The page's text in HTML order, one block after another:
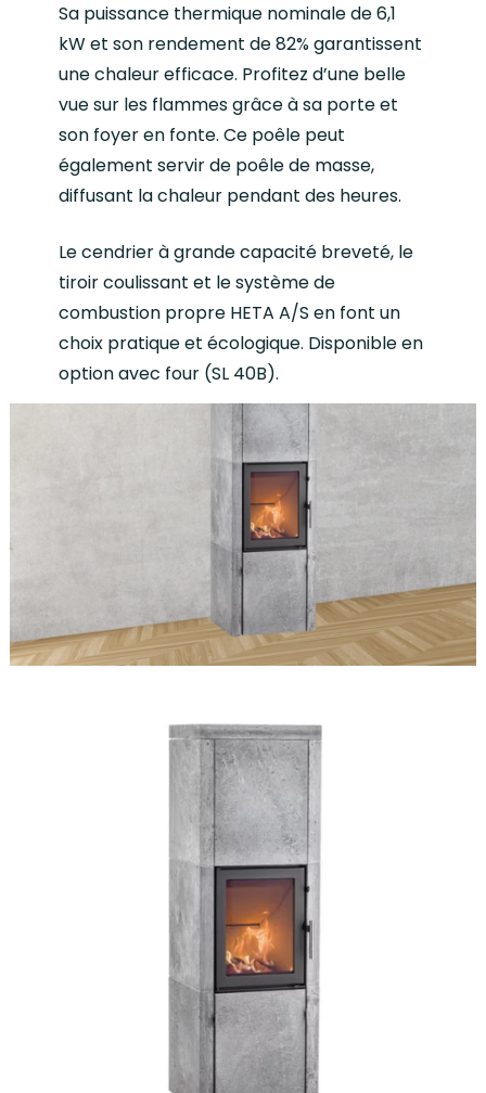
Sa puissance thermique nominale de 6,1
kW et son rendement de 82% garantissent
une chaleur efficace. Profitez d’une belle
vue sur les flammes grâce à sa porte et
son foyer en fonte. Ce poêle peut
également servir de poêle de masse,
diffusant la chaleur pendant des heures.
Le cendrier à grande capacité breveté, le
tiroir coulissant et le système de
combustion propre HETA A/S en font un
choix pratique et écologique. Disponible en
option avec four (SL 40B).